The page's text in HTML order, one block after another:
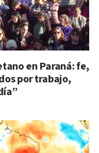
en Paraná: fe,
por trabajo,